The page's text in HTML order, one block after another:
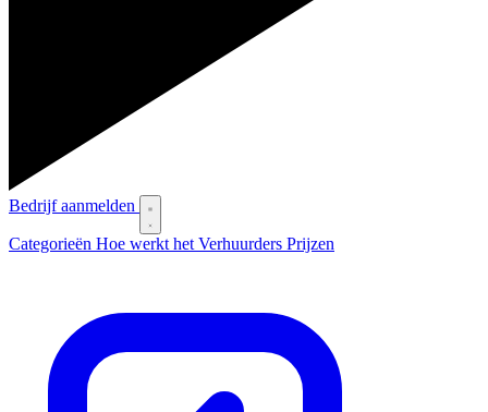
Bedrijf aanmelden
Categorieën Hoe werkt het Verhuurders Prijzen